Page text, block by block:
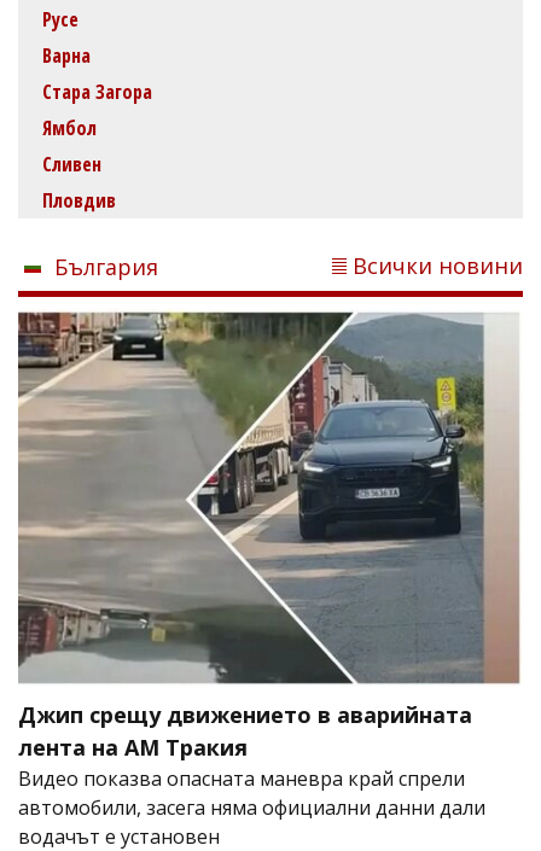
Русе
Варна
Стара Загора
Ямбол
Сливен
Пловдив
България Всички новини
Джип срещу движението в аварийната
лента на АМ Тракия
Видео показва опасната маневра край спрели
автомобили, засега няма официални данни дали
водачът е установен